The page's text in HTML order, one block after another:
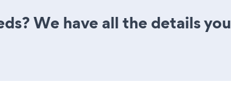
We have all the details you